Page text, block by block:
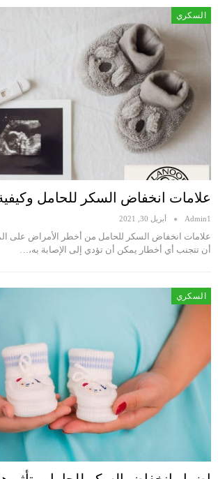
السكري
علامات انخفاض السكر للحامل
Admin1 أبريل 30, 2021
علامات انخفاض السكر للحامل من أخطر الأمراض على
أن تتجنب أي أخطار يمكن أن تؤدي إلى الإصابة به،…
السكري